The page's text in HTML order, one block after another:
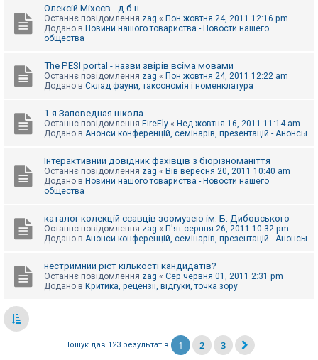
Олексій Міхєєв - д.б.н.
Останнє повідомлення zag « Пон жовтня 24, 2011 12:16 pm
Додано в Новини нашого товариства - Новости нашего
общества
The PESI portal - назви звірів всіма мовами
Останнє повідомлення zag « Пон жовтня 24, 2011 12:22 am
Додано в Склад фауни, таксономія і номенклатура
1-я Заповедная школа
Останнє повідомлення FireFly « Нед жовтня 16, 2011 11:14 am
Додано в Анонси конференцій, семінарів, презентацій - Анонсы
Інтерактивний довідник фахівців з біорізноманіття
Останнє повідомлення zag « Вів вересня 20, 2011 10:40 am
Додано в Новини нашого товариства - Новости нашего
общества
каталог колекцій ссавців зоомузею ім. Б. Дибовського
Останнє повідомлення zag « П'ят серпня 26, 2011 10:32 pm
Додано в Анонси конференцій, семінарів, презентацій - Анонсы
нестримний ріст кількості кандидатів?
Останнє повідомлення zag « Сер червня 01, 2011 2:31 pm
Додано в Критика, рецензії, відгуки, точка зору
Пошук дав 123 результатів 1 2 3